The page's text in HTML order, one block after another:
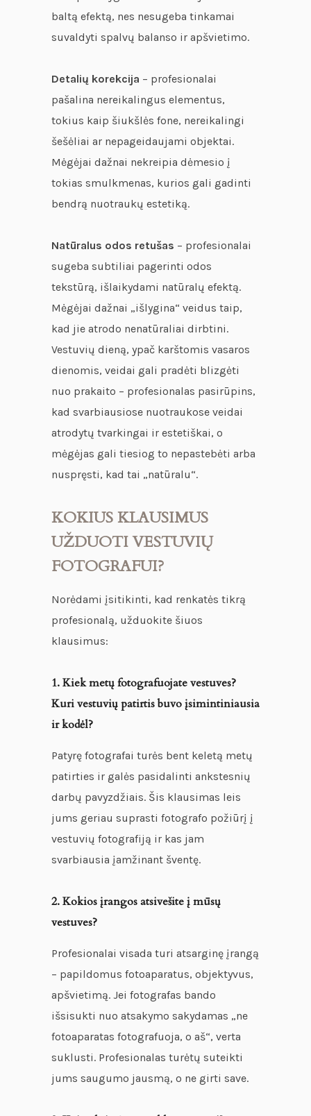
baltą efektą, nes nesugeba tinkamai
suvaldyti spalvų balanso ir apšvietimo.
Detalių korekcija – profesionalai
pašalina nereikalingus elementus,
tokius kaip šiukšlės fone, nereikalingi
šešėliai ar nepageidaujami objektai.
Mėgėjai dažnai nekreipia dėmesio į
tokias smulkmenas, kurios gali gadinti
bendrą nuotraukų estetiką.
Natūralus odos retušas – profesionalai
sugeba subtiliai pagerinti odos
tekstūrą, išlaikydami natūralų efektą.
Mėgėjai dažnai „išlygina“ veidus taip,
kad jie atrodo nenatūraliai dirbtini.
Vestuvių dieną, ypač karštomis vasaros
dienomis, veidai gali pradėti blizgėti
nuo prakaito – profesionalas pasirūpins,
kad svarbiausiose nuotraukose veidai
atrodytų tvarkingai ir estetiškai, o
mėgėjas gali tiesiog to nepastebėti arba
nuspręsti, kad tai „natūralu“.
KOKIUS KLAUSIMUS
UŽDUOTI VESTUVIŲ
FOTOGRAFUI?
Norėdami įsitikinti, kad renkatės tikrą
profesionalą, užduokite šiuos
klausimus:
1. Kiek metų fotografuojate vestuves?
Kuri vestuvių patirtis buvo įsimintiniausia
ir kodėl?
Patyrę fotografai turės bent keletą metų
patirties ir galės pasidalinti ankstesnių
darbų pavyzdžiais. Šis klausimas leis
jums geriau suprasti fotografo požiūrį į
vestuvių fotografiją ir kas jam
svarbiausia įamžinant šventę.
2. Kokios įrangos atsivešite į mūsų
vestuves?
Profesionalai visada turi atsarginę įrangą
– papildomus fotoaparatus, objektyvus,
apšvietimą. Jei fotografas bando
išsisukti nuo atsakymo sakydamas „ne
fotoaparatas fotografuoja, o aš“, verta
suklusti. Profesionalas turėtų suteikti
jums saugumo jausmą, o ne girti save.